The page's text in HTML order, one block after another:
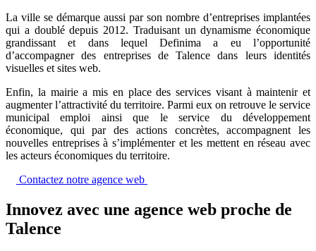
La ville se démarque aussi par son nombre d’entreprises implantées
qui a doublé depuis 2012. Traduisant un dynamisme économique
grandissant et dans lequelDefinima a eu l’opportunité
d’accompagner des entreprises de Talence dans leurs identités
visuelles et sites web.
Enfin, la mairie a mis en place des services visant à maintenir et
augmenter l’attractivité du territoire. Parmi eux on retrouve le service
municipal emploi ainsi que le service du développement
économique, qui par des actions concrètes, accompagnent les
nouvelles entreprises à s’implémenter et les mettent en réseau avec
les acteurs économiques du territoire.
Contactez notre agence web
Innovez avec une agence web proche de
Talence